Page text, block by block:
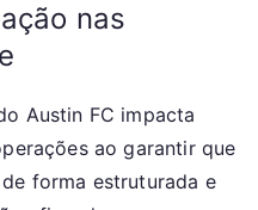
nas
Austin FC impacta
ao garantir que
forma estruturada e